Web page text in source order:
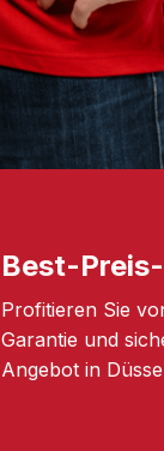
Best-
Profitieren Sie
Garantie und
Angebot in